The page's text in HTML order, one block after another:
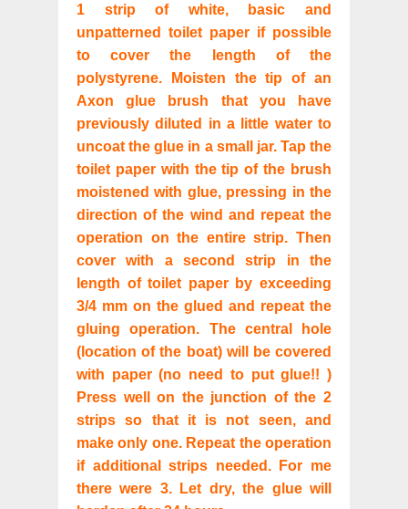
1 strip of white, basic and
unpatterned toilet paper if possible
to cover the length of the
polystyrene. Moisten the tip of an
Axon glue brush that you have
previously diluted in a little water to
uncoat the glue in a small jar. Tap the
toilet paper with the tip of the brush
moistened with glue, pressing in the
direction of the wind and repeat the
operation on the entire strip. Then
cover with a second strip in the
length of toilet paper by exceeding
3/4 mm on the glued and repeat the
gluing operation. The central hole
(location of the boat) will be covered
with paper (no need to put glue!! )
Press well on the junction of the 2
strips so that it is not seen, and
make only one. Repeat the operation
if additional strips needed. For me
there were 3. Let dry, the glue will